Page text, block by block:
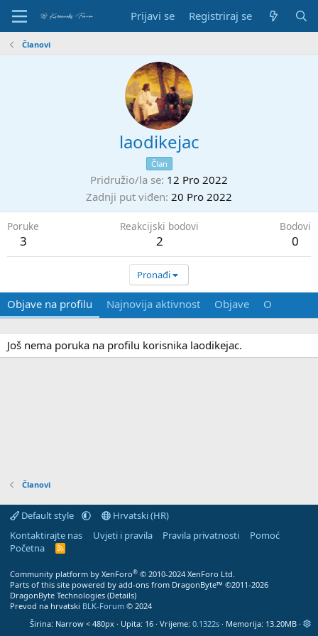
Prijavi se Registriraj se
Članovi
laodikejac
Član
Pridružio/la se 12 Pro 2022
Zadnji put viđen 20 Pro 2022
Poruke
3
Reakcijski bodovi
2
Bodovi
0
Pronađi
Objave na profilu Najnovija aktivnost Objave O
Još nema poruka na profilu korisnika laodikejac.
Članovi
Default style
Hrvatski (HR)
Kontaktirajte nas
Uvjeti i pravila Pravila privatnosti
Pomoć
Početna
R
Community platform by XenForo® © 2010-2024 XenForo Ltd.
Parts of this site powered by add-ons from DragonByte™ ©2011-2026
DragonByte Technologies (Details)
Prevod na hrvatski BLK-Forum © 2024
Širina
Upita 16 Vrijeme 0.1322s Memorija 13.20MB